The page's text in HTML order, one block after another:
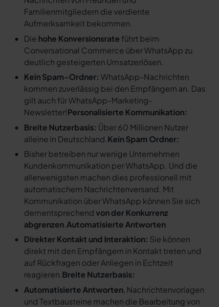
Familienmitgliedern die verdiente
Aufmerksamkeit bekommen.
Die hohe Konversionsrate führt beim
Conversational Commerce über WhatsApp zu
deutlich gesteigerten Umsatzerlösen.
Kein Spam-Ordner: WhatsApp-Nachrichten
kommen zuverlässig bei den Empfängern an. Das
gilt auch für WhatsApp-Marketing-
Newsletter!Personalisierte Kommunikation:
Breite Nutzerbasis: Über 60 Millionen Nutzer
alleine in Deutschland.Kein Spam Ordner:
Bisher betreiben nur wenige Unternehmen
Kundenkommunikation per WhatsApp. Und die
allerwenigsten machen dies professionell mit
automatischem Nachrichtenversand. Mit
Kommunikation über WhatsApp können Sie sich
dementsprechendvon der Konkurrenz
abgrenzen.Automatisierte Antworten
Direkter Kontakt und Interaktion: Sie können
direkt mit den Empfängern in Kontakt treten und
auf Rückfragen oder Anliegen in Echtzeit
reagieren.Breite Nutzerbasis:
Automatisierte Antworten, Nachrichtenvorlagen
und Textbausteine machen die Bearbeitung von